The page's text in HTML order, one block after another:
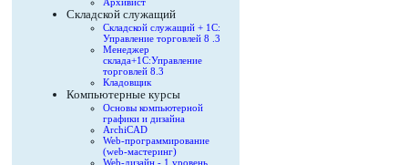
Складской служащий
Складской служащий + 1С:
Управление торговлей 8 .3
Менеджер
склада+1С:Управление
торговлей 8.3
Кладовщик
Компьютерные курсы
Основы компьютерной
графики и дизайна
ArchiCAD
Web-программирование
(web-мастеринг)
Web-дизайн - 1 уровень